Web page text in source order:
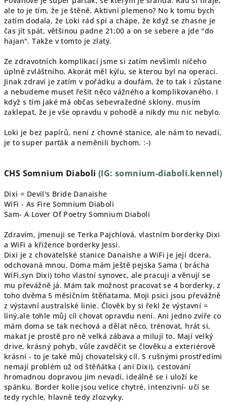
ale to je tím, že je štěně. Aktivní plemeno? No k tomu bych
zatím dodala, že Loki rád spí a chápe, že když se zhasne je
čas jít spát, většinou padne 21:00 a on se sebere a jde "do
hajan". Takže v tomto je zlatý.
Ze zdravotních komplikací jsme si zatím nevšimli ničeho
úplně zvláštního. Akorát měl kýlu, se kterou byl na operaci.
Jinak zdraví je zatím v pořádku a doufám, že to tak i zůstane
a nebudeme muset řešit něco vážného a komplikovaného. I
když s tím jaké má občas sebevražedné sklony, musím
zaklepat, že je vše opravdu v pohodě a nikdy mu nic nebylo.
Loki je bez papírů, není z chovné stanice, ale nám to nevadí,
je to super parťák a neměnili bychom. :-)
CHS Somnium Diaboli (IG: somnium-diaboli.kennel)
Dixi = Devil's Bride Danaishe
WiFi - As Fire Somnium Diaboli
Sam- A Lover Of Poetry Somnium Diaboli
Zdravím, jmenuji se Terka Pajchlová, vlastním borderky Dixi
a WiFi a křížence borderky Jessi.
Dixi je z chovatelské stanice Danaishe a WiFi je její dcera,
odchovaná mnou. Doma mám ještě pejska Sama ( brácha
WiFi,syn Dixi) toho vlastní synovec, ale pracuji a věnují se
mu převážně já. Mám tak možnost pracovat se 4 borderky, z
toho dvěma 5 měsíčním štěňatama. Moji psici jsou převážně
z výstavní australské linie. Člověk by si řekl že výstavní =
líný,ale tohle můj cíl chovat opravdu není. Ani jedno zvíře co
mám doma se tak nechová a dělat něco, trénovat, hrát si,
makat je prostě pro ně velká zábava a milují to. Mají velký
drive, krásný pohyb, vůle zavděčit se člověku a exteriérově
krásní - to je také můj chovatelský cíl. S rušnými prostředími
nemají problém už od štěňátka ( ani Dixi), cestování
hromadnou dopravou jim nevadí, ideálně se i uloží ke
spánku. Border kolie jsou velice chytré, intenzivní- učí se
tedy rychle, hlavně tedy zlozvyky.